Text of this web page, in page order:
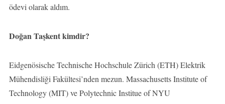
ödevi olarak aldım.
Doğan Taşkent kimdir?
Eidgenösische Technische Hochschule Zürich (ETH) Elektrik
Mühendisliği Fakültesi’nden mezun. Massachusetts Institute of
Technology (MIT) ve Polytechnic Institue of NYU